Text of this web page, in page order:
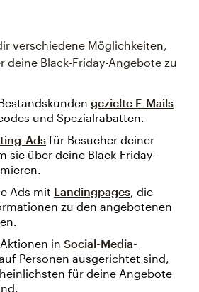
verschiedene Möglichkeiten,
deine Black-Friday-Angebote zu
gezielte E-Mails
und Spezialrabatten.
Ads für Besucher deiner
sie über deine Black-Friday-
Ads mit Landingpages, die
zu den angebotenen
in Social-Media-
Personen ausgerichtet sind,
für deine Angebote